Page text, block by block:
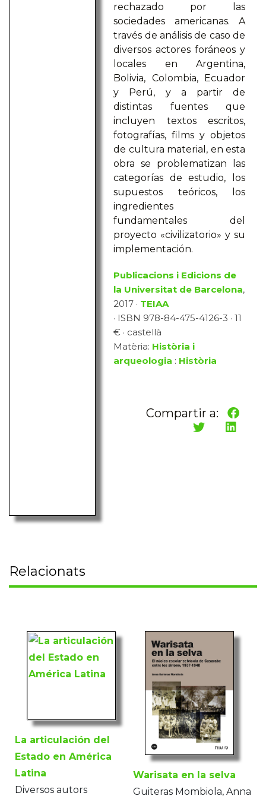
rechazado por las
sociedades americanas. A
través de análisis de caso de
diversos actores foráneos y
locales en Argentina,
Bolivia, Colombia, Ecuador
y Perú, y a partir de
distintas fuentes que
incluyen textos escritos,
fotografías, films y objetos
de cultura material, en esta
obra se problematizan las
categorías de estudio, los
supuestos teóricos, los
ingredientes
fundamentales del
proyecto «civilizatorio» y su
implementación.
Publicacions i Edicions de
la Universitat de Barcelona,
2017 · TEIAA
· ISBN 978-84-475-4126-3 · 11
€ · castellà
Matèria: Història i
arqueologia : Història
Compartir a:
Relacionats
La articulación del
Estado en América
Latina
Diversos autors
Warisata en la selva
Guiteras Mombiola, Anna